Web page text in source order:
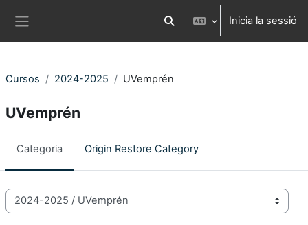
Commuta l'entrada de la cerca
Inicia la sessió
Cursos 2024-2025 UVemprén
UVemprén
Categoria Origin Restore Category
Categories de Cursos